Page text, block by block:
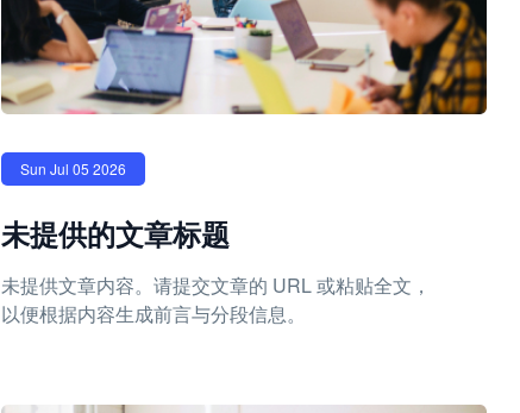
Sun Jul 05 2026
未提供的文章标题
未提供文章内容。请提交文章的 URL 或粘贴全文，
以便根据内容生成前言与分段信息。